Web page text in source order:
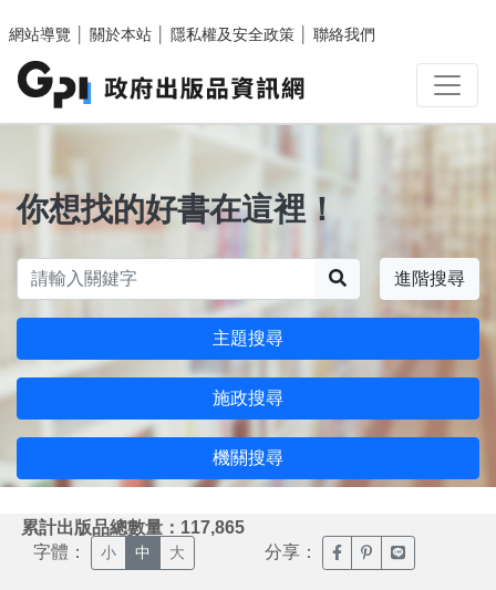
網站導覽
關於本站 隱私權及安全政策 聯絡我們
你想找的好書在這裡！
進階搜尋
主題搜尋
施政搜尋
機關搜尋
累計出版品總數量：117,865
字體： 小 中 大 分享： 臉書分享(另開新視窗)
噗浪分享(另開新
Line分享(另